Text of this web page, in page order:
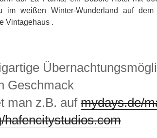
im weißen Winter-Wunderland auf
Vintagehaus .
Geschmack
man z.B. auf mydays.de/
hafencitystudios.com